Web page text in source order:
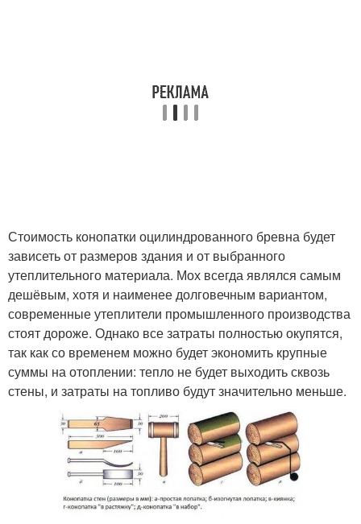
Стоимость конопатки оцилиндрованного бревна будет
зависеть от размеров здания и от выбранного
утеплительного материала. Мох всегда являлся самым
дешёвым, хотя и наименее долговечным вариантом,
современные утеплители промышленного производства
стоят дороже. Однако все затраты полностью окупятся,
так как со временем можно будет экономить крупные
суммы на отоплении: тепло не будет выходить сквозь
стены, и затраты на топливо будут значительно меньше.